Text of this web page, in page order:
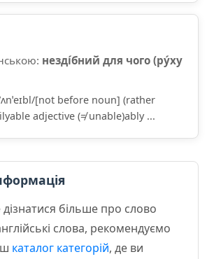
незді́бний для чого (ру́ху
[not before noun] (rather
adjective (≠ unable)ably ...
більше про слово
слова, рекомендуємо
каталог категорій, де ви